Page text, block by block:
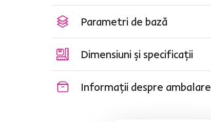
Parametri de bază
Dimensiuni și specificații
Informații despre ambalare